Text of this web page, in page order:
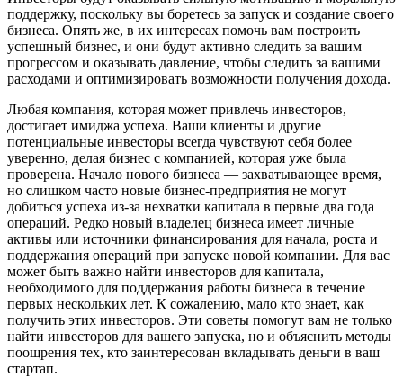
поддержку, поскольку вы боретесь за запуск и создание своего
бизнеса. Опять же, в их интересах помочь вам построить
успешный бизнес, и они будут активно следить за вашим
прогрессом и оказывать давление, чтобы следить за вашими
расходами и оптимизировать возможности получения дохода.
Любая компания, которая может привлечь инвесторов,
достигает имиджа успеха. Ваши клиенты и другие
потенциальные инвесторы всегда чувствуют себя более
уверенно, делая бизнес с компанией, которая уже была
проверена. Начало нового бизнеса — захватывающее время,
но слишком часто новые бизнес-предприятия не могут
добиться успеха из-за нехватки капитала в первые два года
операций. Редко новый владелец бизнеса имеет личные
активы или источники финансирования для начала, роста и
поддержания операций при запуске новой компании. Для вас
может быть важно найти инвесторов для капитала,
необходимого для поддержания работы бизнеса в течение
первых нескольких лет. К сожалению, мало кто знает, как
получить этих инвесторов. Эти советы помогут вам не только
найти инвесторов для вашего запуска, но и объяснить методы
поощрения тех, кто заинтересован вкладывать деньги в ваш
стартап.